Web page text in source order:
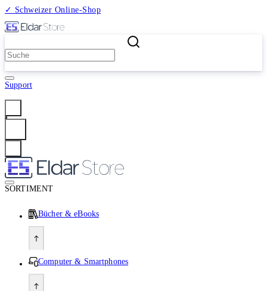
✓ Schweizer Online-Shop
Support
SORTIMENT
Bücher & eBooks
Computer & Smartphones